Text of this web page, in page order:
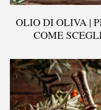
OLIO DI OLIVA |
COME